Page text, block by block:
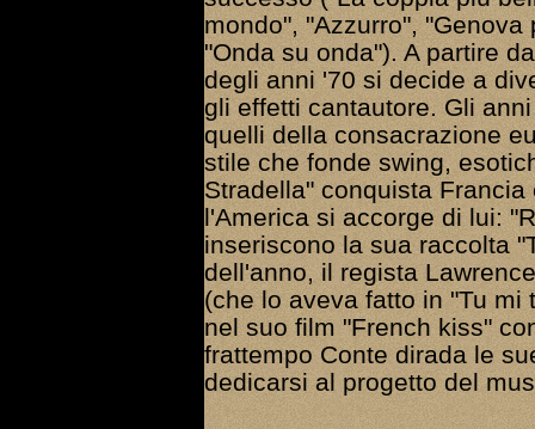
mondo", "Azzurro", "Genova
"Onda su onda"). A partire
degli anni '70 si decide a
gli effetti cantautore. Gli
quelli della consacrazione
stile che fonde swing,
Stradella" conquista
l'America si accorge di lui:
inseriscono la sua raccolta
dell'anno, il regista
(che lo aveva fatto in "Tu mi
nel suo film "French kiss"
frattempo Conte dirada le
dedicarsi al progetto del